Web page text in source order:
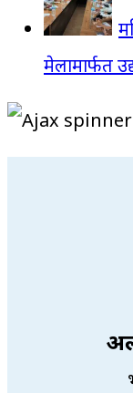
मेलामार्फत
अल